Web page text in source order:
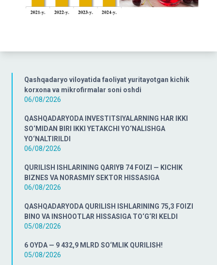
Qashqadaryo viloyatida faoliyat yuritayotgan kichik
korxona va mikrofirmalar soni oshdi
06/08/2026
QASHQADARYODA INVESTITSIYALARNING HAR IKKI
SO‘MIDAN BIRI IKKI YETAKCHI YO‘NALISHGA
YO‘NALTIRILDI
06/08/2026
QURILISH ISHLARINING QARIYB 74 FOIZI — KICHIK
BIZNES VA NORASMIY SEKTOR HISSASIGA
06/08/2026
QASHQADARYODA QURILISH ISHLARINING 75,3 FOIZI
BINO VA INSHOOTLAR HISSASIGA TO‘G‘RI KELDI
05/08/2026
6 OYDA — 9 432,9 MLRD SO‘MLIK QURILISH!
05/08/2026